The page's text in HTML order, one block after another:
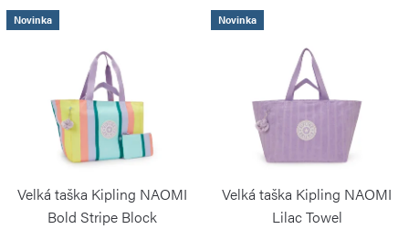
í
k
V
r
Novinka
Velká taška Kipling NAOMI
Bold Stripe Block
Novinka
Velká taška Kipling NAOMI
Lilac Towel